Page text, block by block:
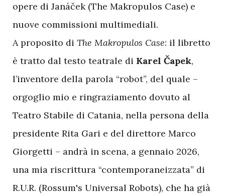
opere di Janáček (The Makropulos Case) e
nuove commissioni multimediali.
A proposito di The Makropulos Case: il libretto
è tratto dal testo teatrale di Karel Čapek,
l’inventore della parola “robot”, del quale –
orgoglio mio e ringraziamento dovuto al
Teatro Stabile di Catania, nella persona della
presidente Rita Gari e del direttore Marco
Giorgetti – andrà in scena, a gennaio 2026,
una mia riscrittura “contemporaneizzata” di
R.U.R. (Rossum's Universal Robots), che ha già